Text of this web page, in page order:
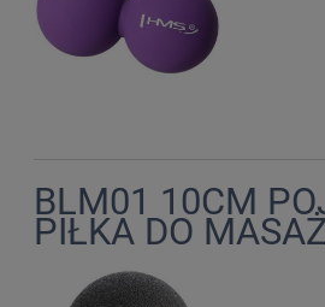
BLM01 10CM
PIŁKA DO